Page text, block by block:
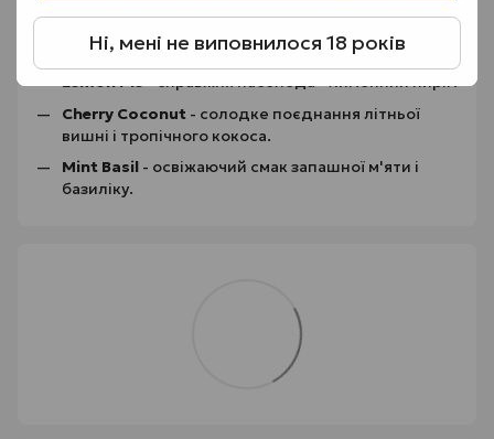
Ні, мені не виповнилося 18 років
Orbit- освіжаючий смак м'ятної жуйки.
Blackberry Jam- ніжний смак ожинового джему.
Lemon Pie- справжня насолода - лимонний пиріг.
Cherry Coconut - солодке поєднання літньої
вишні і тропічного кокоса.
Mint Basil - освіжаючий смак запашної м'яти і
базиліку.